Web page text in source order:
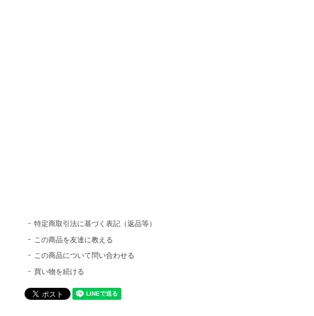
特定商取引法に基づく表記（返品等）
この商品を友達に教える
この商品について問い合わせる
買い物を続ける